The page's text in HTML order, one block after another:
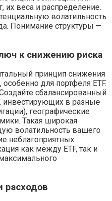
их веса и распределение.
волатильность
Понимание структуры —
к снижению риска
принцип снижения
для портфеля ETF.
сбалансированный
инвестирующих в разные
географические
Такая широкая
волатильность вашего
неблагоприятных
как между ETF, так и
расходов